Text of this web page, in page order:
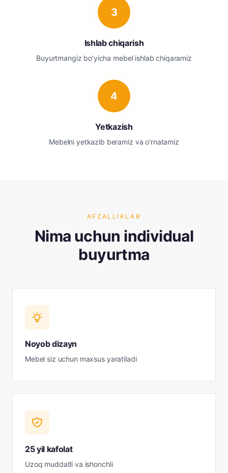
3
Ishlab chiqarish
Buyurtmangiz bo'yicha mebel ishlab chiqaramiz
4
Yetkazish
Mebelni yetkazib beramiz va o'rnatamiz
AFZALLIKLAR
Nima uchun individual
buyurtma
Noyob dizayn
Mebel siz uchun maxsus yaratiladi
25 yil kafolat
Uzoq muddatli va ishonchli